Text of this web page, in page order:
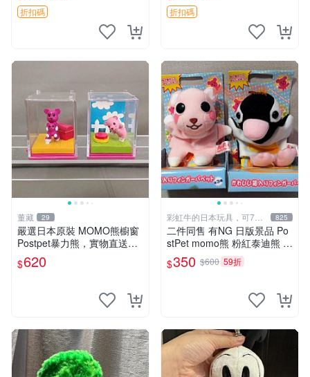
折扣碼
折扣碼
董藏 29
嚴選日本原裝 MOMO熊櫥窗
Postpet暴力熊，實物直送新
臺灣。MOMO熊 暴力熊 熊貓
櫥窗
$620
彩虹牛的日本玩具，可7取
付
825
二件同售 有NG 日版景品 Po
stPet momo熊 粉紅泰迪熊 妹
妹 comomo 企鵝 娃娃 布偶
手指頭 娃娃
$350 $600 59折